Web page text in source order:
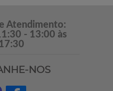
Atendimento:
- 13:00 às
NOS